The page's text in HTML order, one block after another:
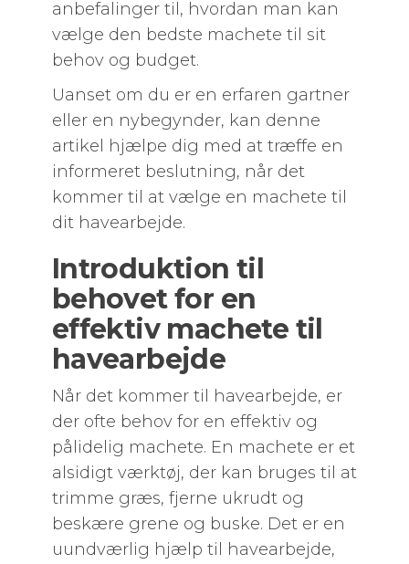
anbefalinger til, hvordan man kan
vælge den bedste machete til sit
behov og budget.
Uanset om du er en erfaren gartner
eller en nybegynder, kan denne
artikel hjælpe dig med at træffe en
informeret beslutning, når det
kommer til at vælge en machete til
dit havearbejde.
Introduktion til
behovet for en
effektiv machete til
havearbejde
Når det kommer til havearbejde, er
der ofte behov for en effektiv og
pålidelig machete. En machete er et
alsidigt værktøj, der kan bruges til at
trimme græs, fjerne ukrudt og
beskære grene og buske. Det er en
uundværlig hjælp til havearbejde,